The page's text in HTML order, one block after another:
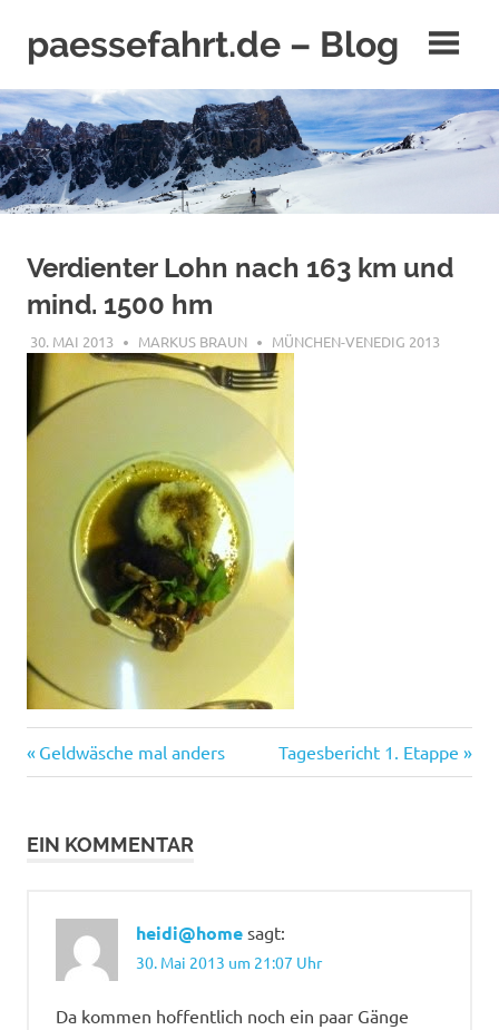
Inhalt
springen
paessefahrt.de – Blog
Verdienter Lohn nach 163 km und
mind. 1500 hm
30. MAI 2013 MARKUS BRAUN MÜNCHEN-VENEDIG 2013
Beitragsnavigation
Vorheriger
Beitrag:
Geldwäsche mal anders
Nächster
Beitrag:
Tagesbericht 1. Etappe
EIN KOMMENTAR
heidi@home sagt:
30. Mai 2013 um 21:07 Uhr
Da kommen hoffentlich noch ein paar Gänge